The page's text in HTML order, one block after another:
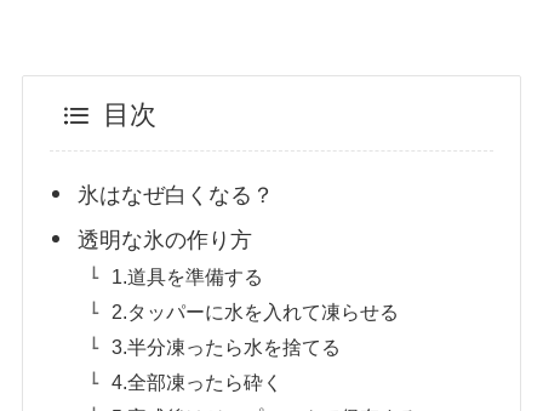
目次
氷はなぜ白くなる？
透明な氷の作り方
1.道具を準備する
2.タッパーに水を入れて凍らせる
3.半分凍ったら水を捨てる
4.全部凍ったら砕く